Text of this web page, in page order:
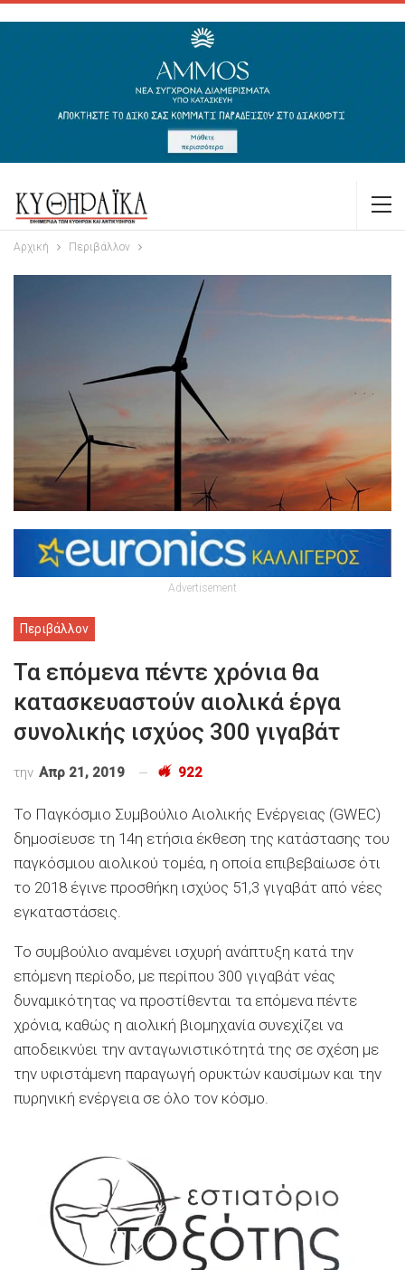
Αρχική Περιβάλλον
Advertisement
Περιβάλλον
Τα επόμενα πέντε χρόνια θα
κατασκευαστούν αιολικά έργα
συνολικής ισχύος 300 γιγαβάτ
την Απρ 21, 2019 922
Το Παγκόσμιο Συμβούλιο Αιολικής Ενέργειας (GWEC)
δημοσίευσε τη 14η ετήσια έκθεση της κατάστασης του
παγκόσμιου αιολικού τομέα, η οποία επιβεβαίωσε ότι
το 2018 έγινε προσθήκη ισχύος 51,3 γιγαβάτ από νέες
εγκαταστάσεις.
Το συμβούλιο αναμένει ισχυρή ανάπτυξη κατά την
επόμενη περίοδο, με περίπου 300 γιγαβάτ νέας
δυναμικότητας να προστίθενται τα επόμενα πέντε
χρόνια, καθώς η αιολική βιομηχανία συνεχίζει να
αποδεικνύει την ανταγωνιστικότητά της σε σχέση με
την υφιστάμενη παραγωγή ορυκτών καυσίμων και την
πυρηνική ενέργεια σε όλο τον κόσμο.